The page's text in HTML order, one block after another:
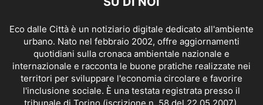
Eco dalle Città è un notiziario digitale dedicato all'ambiente
urbano. Nato nel febbraio 2002, offre aggiornamenti
quotidiani sulla cronaca ambientale nazionale e
internazionale e racconta le buone pratiche realizzate nei
territori per sviluppare l'economia circolare e favorire
l'inclusione sociale. È una testata registrata presso il